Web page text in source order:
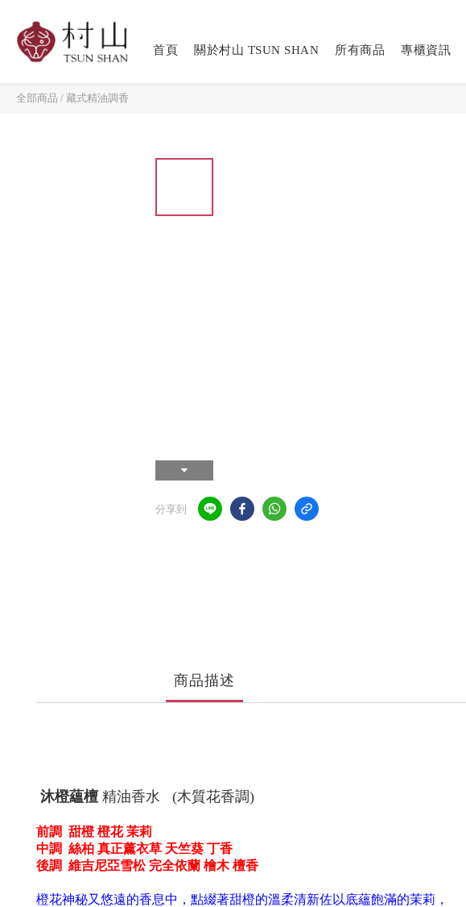
首頁 關於村山 TSUN SHAN 所有商品 專櫃資訊
全部商品 / 藏式精油調香
分享到
商品描述
沐橙蘊檀 精油香水 (木質花香調)
前調 甜橙 橙花 茉莉
中調 絲柏 真正薰衣草 天竺葵 丁香
後調 維吉尼亞雪松 完全依蘭 檜木 檀香
橙花神秘又悠遠的香息中，點綴著甜橙的溫柔清新佐以底蘊飽滿的茉莉，